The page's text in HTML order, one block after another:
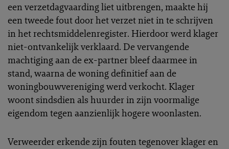
een verzetdagvaarding liet uitbrengen, maakte hij
een tweede fout door het verzet niet in te schrijven
in het rechtsmiddelenregister. Hierdoor werd klager
niet-ontvankelijk verklaard. De vervangende
machtiging aan de ex-partner bleef daarmee in
stand, waarna de woning definitief aan de
woningbouwvereniging werd verkocht. Klager
woont sindsdien als huurder in zijn voormalige
eigendom tegen aanzienlijk hogere woonlasten.
Verweerder erkende zijn fouten tegenover klager en